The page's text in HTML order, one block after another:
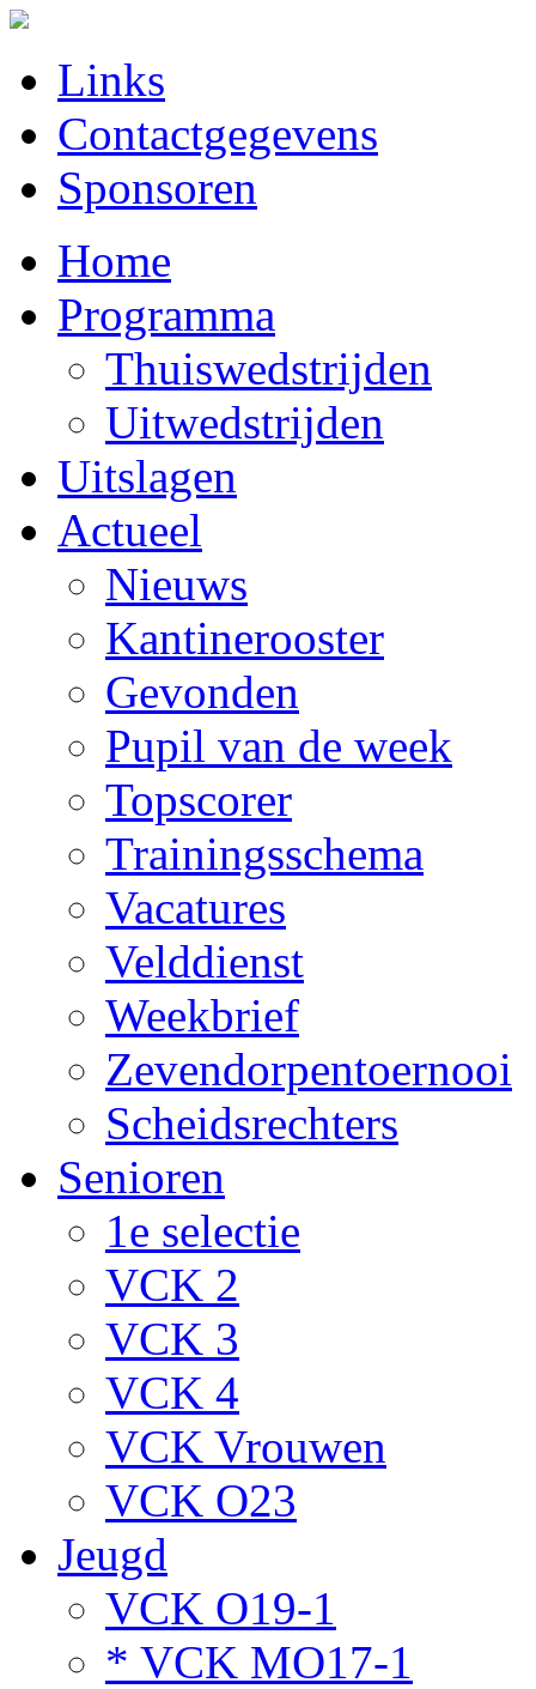
Links
Contactgegevens
Sponsoren
Home
Programma
Thuiswedstrijden
Uitwedstrijden
Uitslagen
Actueel
Nieuws
Kantinerooster
Gevonden
Pupil van de week
Topscorer
Trainingsschema
Vacatures
Velddienst
Weekbrief
Zevendorpentoernooi
Scheidsrechters
Senioren
1e selectie
VCK 2
VCK 3
VCK 4
VCK Vrouwen
VCK O23
Jeugd
VCK O19-1
* VCK MO17-1